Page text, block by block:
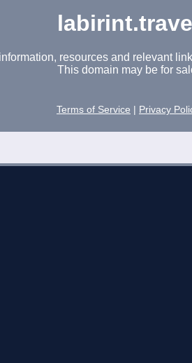
resources and relevant
This domain may be for
Terms of Service Privacy